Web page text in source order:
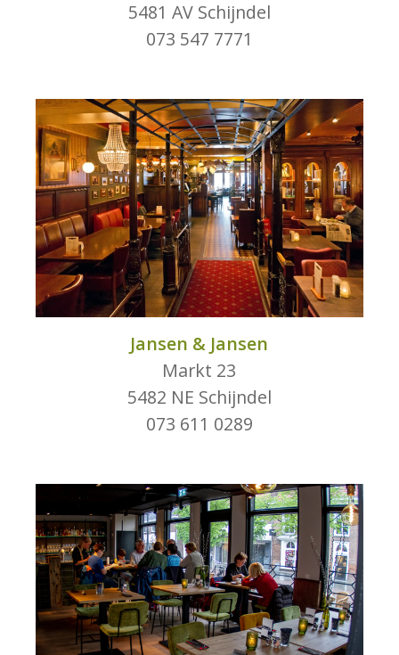
5481 AV Schijndel
073 547 7771
Jansen & Jansen
Markt 23
5482 NE Schijndel
073 611 0289